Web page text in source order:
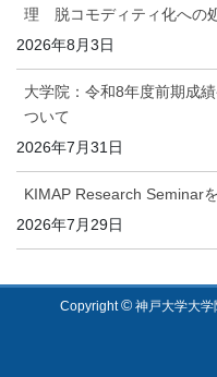
理 脱コモディティ化への
2026年8月3日
大学院：令和8年度前期成
ついて
2026年7月31日
KIMAP Research Seminar
2026年7月29日
Copyright©神戸大学大学